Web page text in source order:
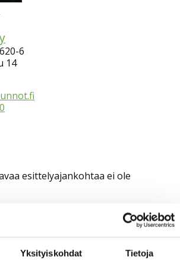
Yksityiskohdat Tietoja
6
14
esittelyajankohtaa ei ole
kohteesta? Ota
yhteyttä!